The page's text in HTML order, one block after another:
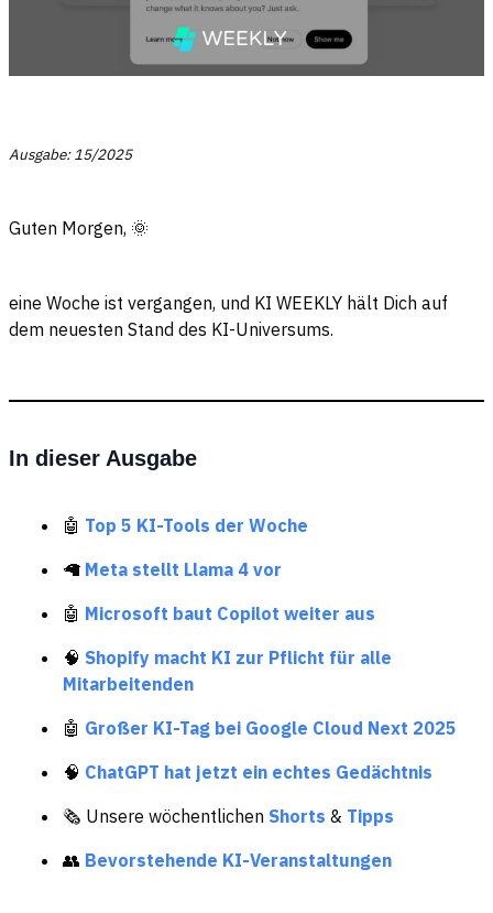
Ausgabe: 15/2025
Guten Morgen, 🌞
eine Woche ist vergangen, und KI WEEKLY hält Dich auf
dem neuesten Stand des KI-Universums.
In dieser Ausgabe
🤖 Top 5 KI-Tools der Woche
🦙 Meta stellt Llama 4 vor
🤖 Microsoft baut Copilot weiter aus
🧠 Shopify macht KI zur Pflicht für alle
Mitarbeitenden
🤖 Großer KI-Tag bei Google Cloud Next 2025
🧠 ChatGPT hat jetzt ein echtes Gedächtnis
🗞️ Unsere wöchentlichen Shorts & Tipps
👥 Bevorstehende KI-Veranstaltungen